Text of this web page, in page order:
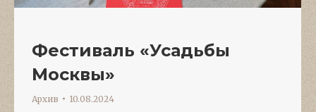
Фестиваль «Усадьбы
Москвы»
Архив 10.08.2024